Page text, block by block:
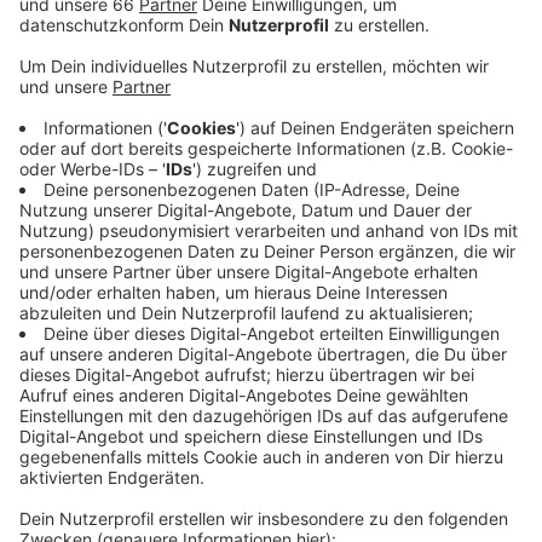
Dienstag, 14.01.2020 04:47
Das "Umsteigen erleichtern". Das würde die Stadt
gerne schaffen - ein großer Baustein ist dabei der Bau
oder Ausbau von Park & Ride-Anlagen. Problem dabei:
Viele Grundstücke, die helfen würden, liegen außerhalb
des Düsseldorfer Stadtgebiets. Hier ist also ein Dialog
mit den Nachbarn nötig - was den Prozess in die Länge
zieht. Auch die Mobilitäts-Stationen, die an wichtigen
Haltestellen entstehen sollen, können aus Sicht der
Stadt viel bringen: Hier sollen Leihfahrräder und E-
Scooter sortiert werden - damit wären sie schneller
verfügbar und ordentlicher verteilt.